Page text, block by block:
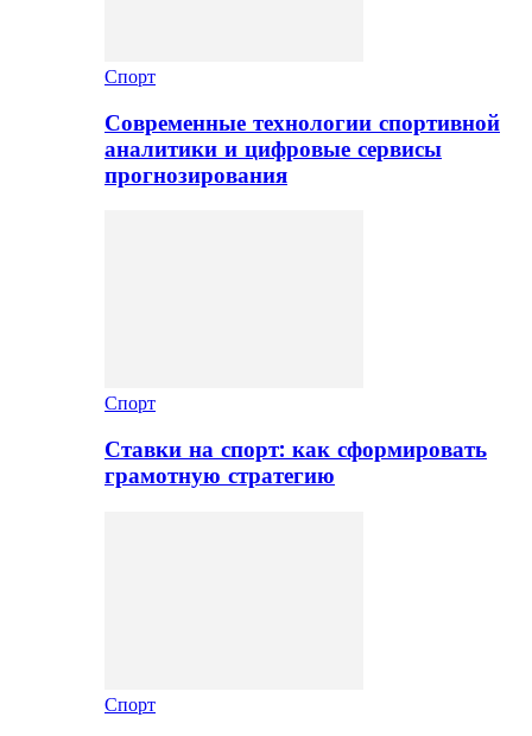
Спорт
Современные технологии спортивной
аналитики и цифровые сервисы
прогнозирования
Спорт
Ставки на спорт: как сформировать
грамотную стратегию
Спорт